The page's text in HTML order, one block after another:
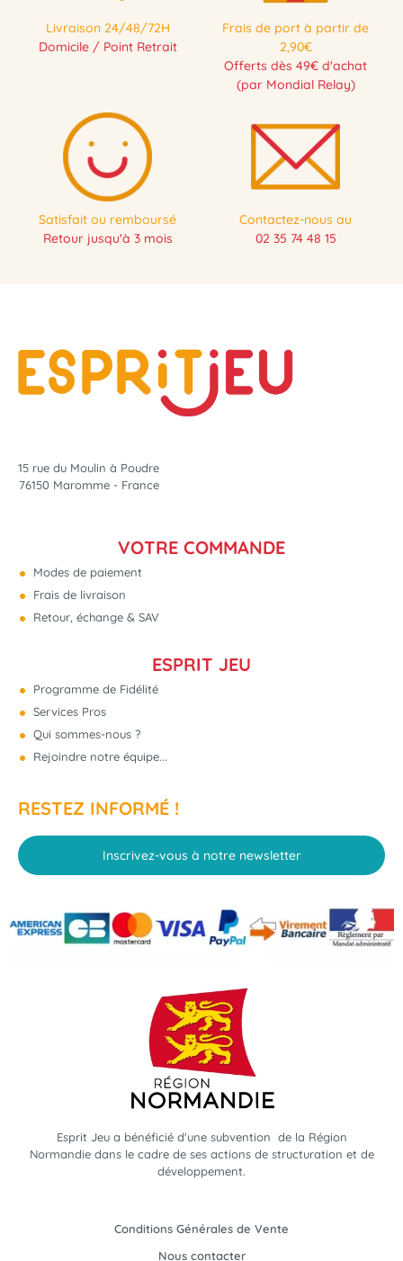
Livraison 24/48/72H
Domicile / Point Retrait
Frais de port à partir de
2,90€
Offerts dès 49€ d'achat
(par Mondial Relay)
Satisfait ou remboursé
Retour jusqu'à 3 mois
Contactez-nous au
02 35 74 48 15
15 rue du Moulin à Poudre
76150 Maromme - France
VOTRE COMMANDE
Modes de paiement
Frais de livraison
Retour, échange & SAV
ESPRIT JEU
Programme de Fidélité
Services Pros
Qui sommes-nous ?
Rejoindre notre équipe...
RESTEZ INFORMÉ !
Inscrivez-vous à notre newsletter
Esprit Jeu a bénéficié d'une subvention de la Région
Normandie dans le cadre de ses actions de structuration et de
développement.
Conditions Générales de Vente
Nous contacter